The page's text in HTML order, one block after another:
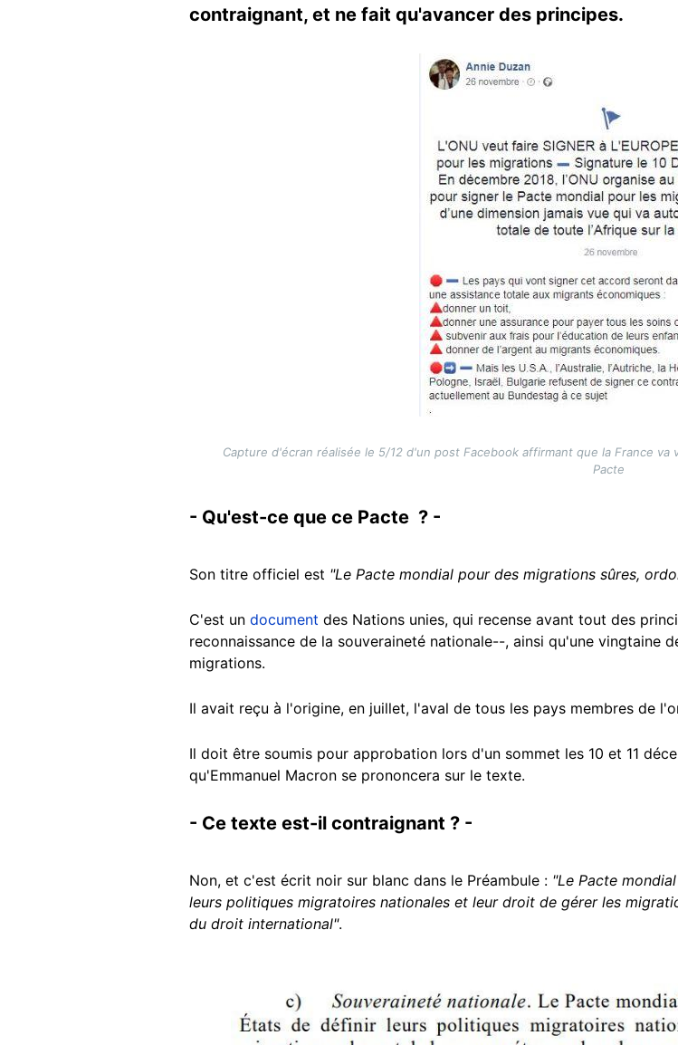
contraignant, et ne fait qu'avancer des principes.
Capture d'écran réalisée le 5/12 d'un post Facebook affirmant que la France
Pacte
- Qu'est-ce que ce Pacte ? -
Son titre officiel est "Le Pacte mondial pour des migrations sûres,
C'est un document des Nations unies, qui recense avant tout des
reconnaissance de la souveraineté nationale--, ainsi qu'une vingtaine
migrations.
Il avait reçu à l'origine, en juillet, l'aval de tous les pays membres de
Il doit être soumis pour approbation lors d'un sommet les 10 et 11
qu'Emmanuel Macron se prononcera sur le texte.
- Ce texte est-il contraignant ? -
Non, et c'est écrit noir sur blanc dans le Préambule : "Le Pacte
leurs politiques migratoires nationales et leur droit de gérer les
du droit international".